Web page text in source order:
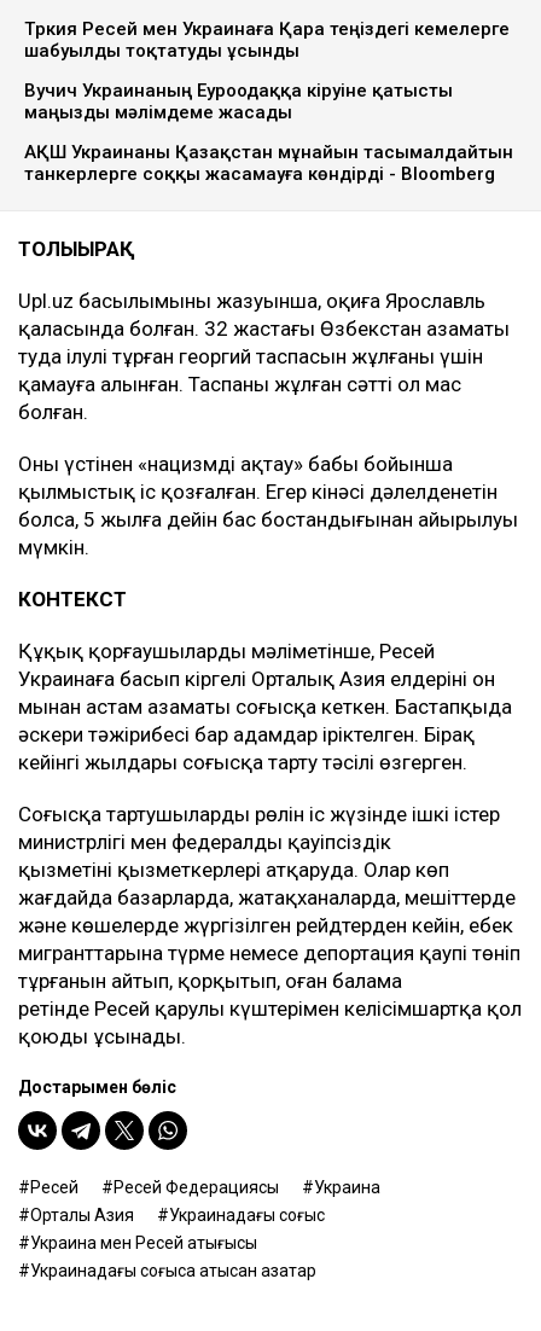
Түркия Ресей мен Украинаға Қара теңіздегі кемелерге
шабуылды тоқтатуды ұсынды
Вучич Украинаның Еуроодаққа кіруіне қатысты
маңызды мәлімдеме жасады
АҚШ Украинаны Қазақстан мұнайын тасымалдайтын
танкерлерге соққы жасамауға көндірді - Bloomberg
ТОЛЫҒЫРАҚ
Upl.uz басылымының жазуынша, оқиға Ярославль
қаласында болған. 32 жастағы Өзбекстан азаматы
туда ілулі тұрған георгий таспасын жұлғаны үшін
қамауға алынған. Таспаны жұлған сәтті ол мас
болған.
Оның үстінен «нацизмді ақтау» бабы бойынша
қылмыстық іс қозғалған. Егер кінәсі дәлелденетін
болса, 5 жылға дейін бас бостандығынан айырылуы
мүмкін.
КОНТЕКСТ
Құқық қорғаушылардың мәліметінше, Ресей
Украинаға басып кіргелі Орталық Азия елдерінің он
мыңнан астам азаматы соғысқа кеткен. Бастапқыда
әскери тәжірибесі бар адамдар іріктелген. Бірақ
кейінгі жылдары соғысқа тарту тәсілі өзгерген.
Соғысқа тартушылардың рөлін іс жүзінде ішкі істер
министрлігі мен федералды қауіпсіздік
қызметінің қызметкерлері атқаруда. Олар көп
жағдайда базарларда, жатақханаларда, мешіттерде
және көшелерде жүргізілген рейдтерден кейін, еңбек
мигранттарына түрме немесе депортация қаупі төніп
тұрғанын айтып, қорқытып, оған балама
ретінде Ресей қарулы күштерімен келісімшартқа қол
қоюды ұсынады.
Достарыңмен бөліс
Ресей Ресей Федерациясы
Украина
Орталық Азия
Украинадағы соғыс
Украина мен Ресей қақтығысы
Украинадағы соғысқа қатысқан қазақтар